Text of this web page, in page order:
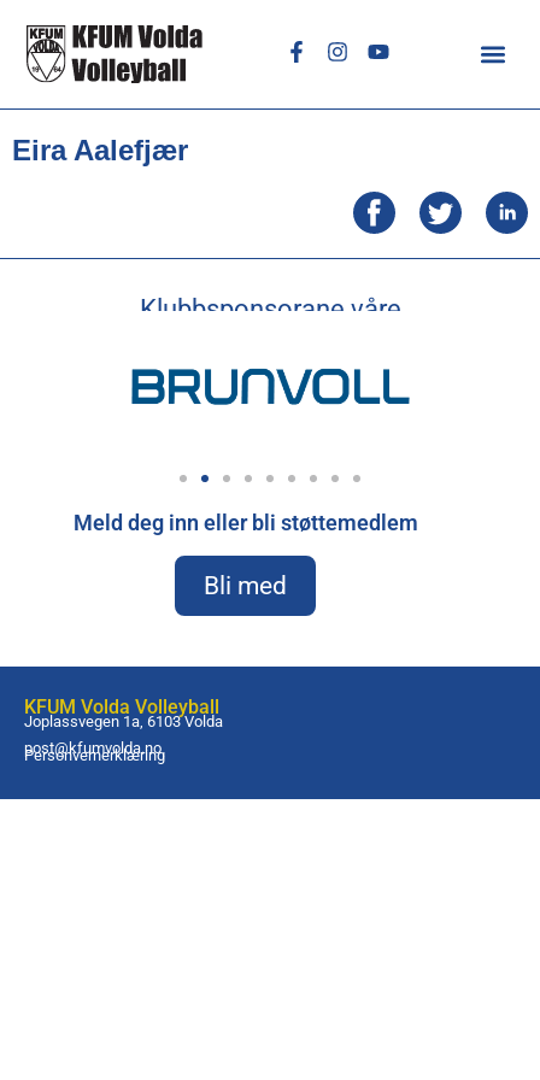
Eira Aalefjær
Klubbsponsorane våre
Meld deg inn eller bli støttemedlem
Bli med
KFUM Volda Volleyball
Joplassvegen 1a, 6103 Volda
post@kfumvolda.no
Personvernerklæring